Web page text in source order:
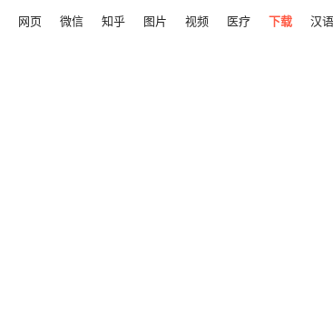
网页 微信 知乎 图片 视频 医疗 下载 汉语